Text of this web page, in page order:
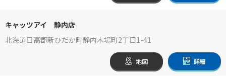
キャッツアイ 静内店
北海道日高郡新ひだか町静内木場町2丁目1-41
地図 詳細